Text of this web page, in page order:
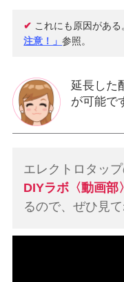
✔ これにも原因がある
注意！」参照。
延長した
が可能で
エレクトロタッ
DIYラボ〈動画部〉
るので、ぜひ見て